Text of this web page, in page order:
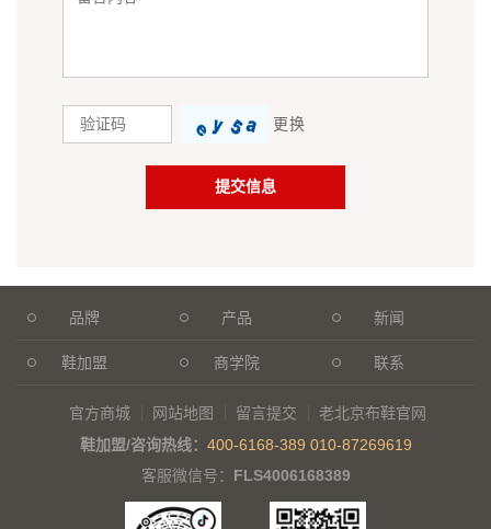
更换
品牌 产品 新闻
鞋加盟 商学院 联系
官方商城 网站地图 留言提交
老北京布鞋官网
鞋加盟/咨询热线： 400-6168-389 010-87269619
客服微信号： FLS4006168389